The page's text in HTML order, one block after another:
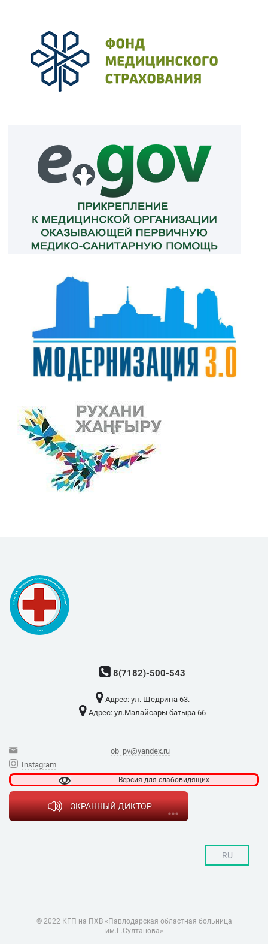
8(7182)-500-543
Адрес: ​ул. Щедрина 63.
Адрес: ​ул.Малайсары батыра 66
ob_pv@yandex.ru
Instagram
Версия для слабовидящих
ЭКРАННЫЙ ДИКТОР
RU
© 2022 КГП на ПХВ «Павлодарская областная больница
им.Г.Султанова»